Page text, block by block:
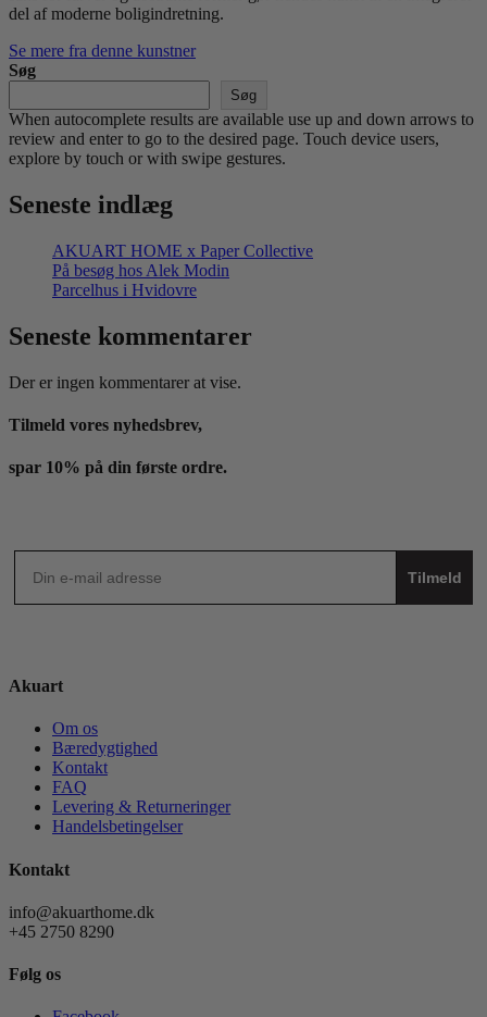
del af moderne boligindretning.
Se mere fra denne kunstner
Søg
Søg
When autocomplete results are available use up and down arrows to
review and enter to go to the desired page. Touch device users,
explore by touch or with swipe gestures.
Seneste indlæg
AKUART HOME x Paper Collective
På besøg hos Alek Modin
Parcelhus i Hvidovre
Seneste kommentarer
Der er ingen kommentarer at vise.
Tilmeld vores nyhedsbrev,
spar 10% på din første ordre.
Tilmeld
Akuart
Om os
Bæredygtighed
Kontakt
FAQ
Levering & Returneringer
Handelsbetingelser
Kontakt
info@akuarthome.dk
+45 2750 8290
Følg os